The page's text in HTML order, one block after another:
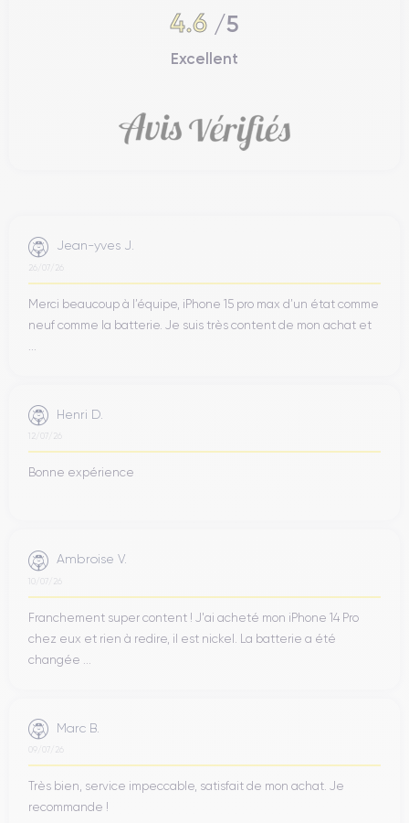
4.6 /5
Excellent
Jean-yves J.
26/07/26
Merci beaucoup à l’équipe, iPhone 15 pro max d’un état comme
neuf comme la batterie. Je suis très content de mon achat et
Henri D.
12/07/26
Bonne expérience
Ambroise V.
10/07/26
Franchement super content ! J'ai acheté mon iPhone 14 Pro
chez eux et rien à redire, il est nickel. La batterie a été
changée ...
Marc B.
09/07/26
Très bien, service impeccable, satisfait de mon achat. Je
recommande !